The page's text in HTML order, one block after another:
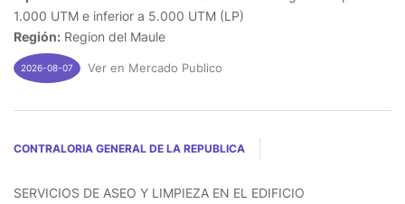
1.000 UTM e inferior a 5.000 UTM (LP)
Región: Region del Maule
2026-08-07 Ver en Mercado Publico
CONTRALORIA GENERAL DE LA REPUBLICA
SERVICIOS DE ASEO Y LIMPIEZA EN EL EDIFICIO